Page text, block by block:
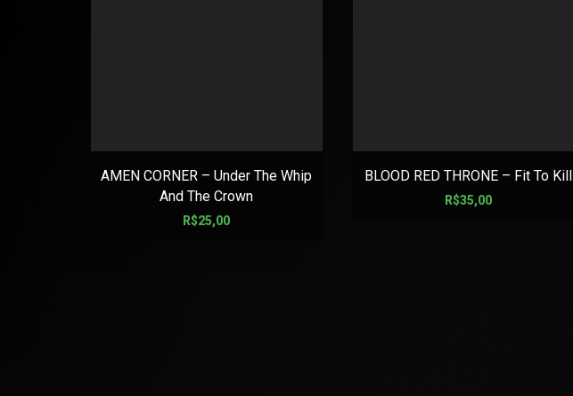
AMEN CORNER – Under The Whip
And The Crown
R$25,00
BLOOD RED THRONE – Fit To Kill
R$35,00